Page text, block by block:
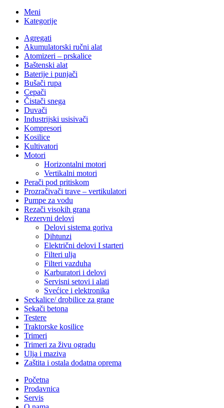
Meni
Kategorije
Agregati
Akumulatorski ručni alat
Atomizeri – prskalice
Baštenski alat
Baterije i punjači
Bušači rupa
Cepači
Čistači snega
Duvači
Industrijski usisivači
Kompresori
Kosilice
Kultivatori
Motori
Horizontalni motori
Vertikalni motori
Perači pod pritiskom
Prozračivači trave – vertikulatori
Pumpe za vodu
Rezači visokih grana
Rezervni delovi
Delovi sistema goriva
Dihtunzi
Električni delovi I starteri
Filteri ulja
Filteri vazduha
Karburatori i delovi
Servisni setovi i alati
Svećice i elektronika
Seckalice/ drobilice za grane
Sekači betona
Testere
Traktorske kosilice
Trimeri
Trimeri za živu ogradu
Ulja i maziva
Zaštita i ostala dodatna oprema
Početna
Prodavnica
Servis